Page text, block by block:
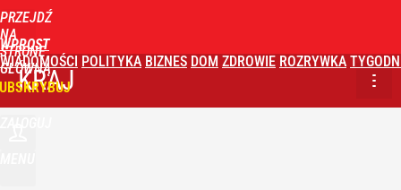
PRZEJDŹ
NA
STRONĘ
GŁÓWNĄ
WPROST
WIADOMOŚCI POLITYKA BIZNES DOM ZDROWIE ROZRYWKA
KRAJ